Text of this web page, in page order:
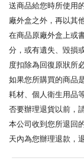
送商品給您時所使用
廠外盒之外，再以其
在商品原廠外盒上或
分，或有遺失、毀損
度扣除為回復原狀所
如果您所購買的商品
耗材、個人衛生用品
否要辦理退貨以前，
本公司收到您所退回
天內為您辦理退款，